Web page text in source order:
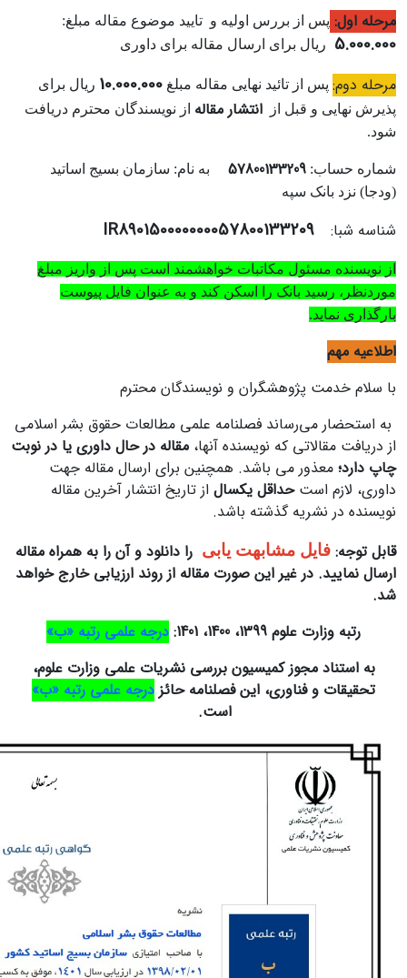
مرحله اول: پس از بررس اولیه و تایید موضوع مقاله مبلغ:
5.000.000 ریال برای ارسال مقاله برای داوری
مرحله دوم: پس از تائید نهایی مقاله مبلغ 10.000.000 ریال برای
پذیرش نهایی و قبل از انتشار مقاله از نویسندگان محترم دریافت
‌شود.
شماره حساب: 57800133209
به نام: سازمان بسیج اساتید
(ودجا) نزد بانک سپه
شناسه شبا: IR890150000000057800133209
از نویسنده مسئول مکاتبات خواهشمند است پس از واریز مبلغ
موردنظر، رسید بانک را اسکن کند و به عنوان فایل پیوست
بارگذاری نماید.
اطلاعیه مهم
با سلام خدمت پژوهشگران و نویسندگان محترم
به استحضار می‌رساند فصلنامه علمی مطالعات حقوق بشر اسلامی
از دریافت مقالاتی که نویسنده آنها، مقاله در حال داوری یا در نوبت
چاپ دارد؛ معذور می باشد. همچنین برای ارسال مقاله جهت
داوری، لازم استحداقل یکسال از تاریخ انتشار آخرین مقاله
نویسنده در نشریه گذشته باشد.
قابل توجه: فایل مشابهت یابی را دانلود و آن را به همراه مقاله
ارسال نمایید. در غیر این صورت مقاله از روند ارزیابی خارج خواهد
شد.
رتبه وزارت علوم 1399، 1400، 1401:
درجه علمی رتبه «ب»
به استناد مجوز کمیسیون بررسی نشریات علمی وزارت علوم،
تحقیقات و فناوری، این فصلنامه حائز درجه علمی رتبه «ب»
است.